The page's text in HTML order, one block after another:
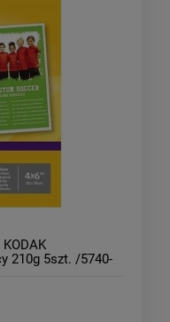
210g 5szt. /5740-